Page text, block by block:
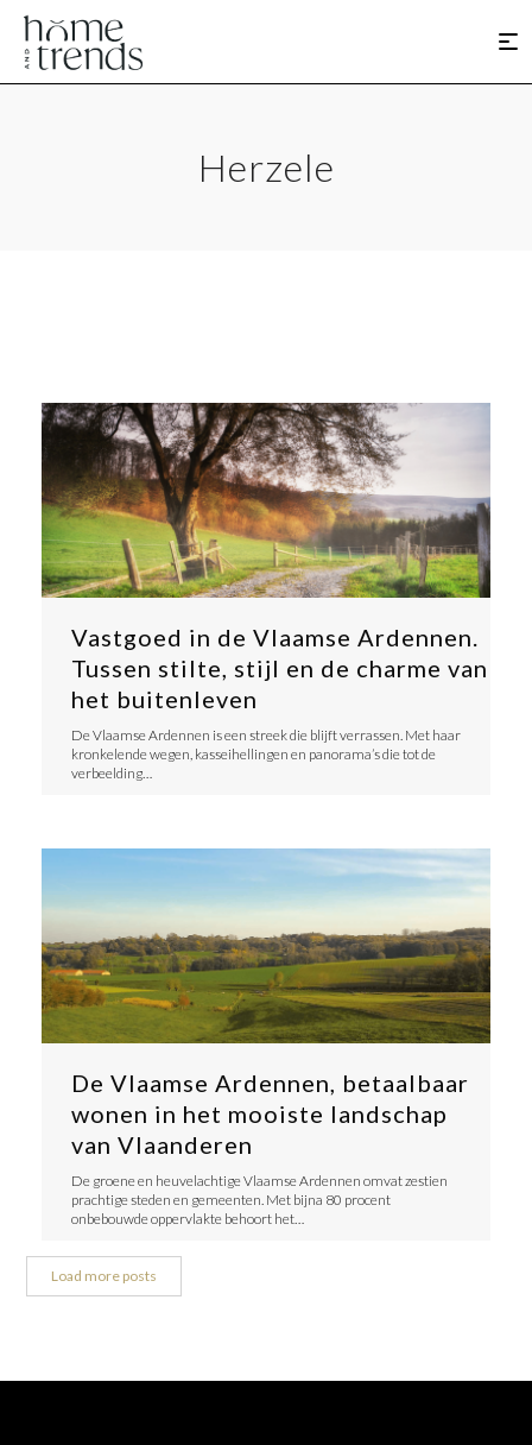
Herzele
Vastgoed in de Vlaamse Ardennen.
Tussen stilte, stijl en de charme van
het buitenleven
​De Vlaamse Ardennen is een streek die blijft verrassen. Met haar
kronkelende wegen, kasseihellingen en panorama’s die tot de
verbeelding…
De Vlaamse Ardennen, betaalbaar
wonen in het mooiste landschap
van Vlaanderen
De groene en heuvelachtige Vlaamse Ardennen omvat zestien
prachtige steden en gemeenten. Met bijna 80 procent
onbebouwde oppervlakte behoort het…
Load more posts